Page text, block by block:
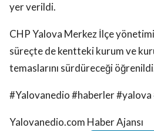
yer verildi.
CHP Yalova Merkez İlçe
süreçte de kentteki kurum ve
temaslarını sürdüreceği
#Yalovanedio #haberler
Yalovanedio.com Haber Ajansı